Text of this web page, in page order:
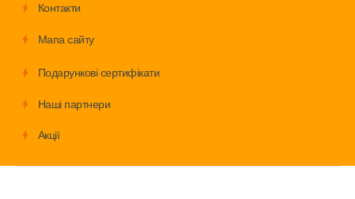
Контакти
Мапа сайту
Подарункові сертифікати
Наші партнери
Акції